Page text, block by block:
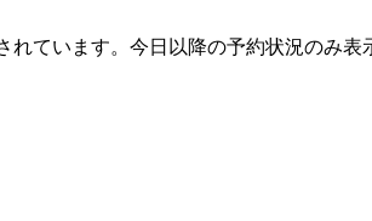
れています。今日以降の予約状況のみ表